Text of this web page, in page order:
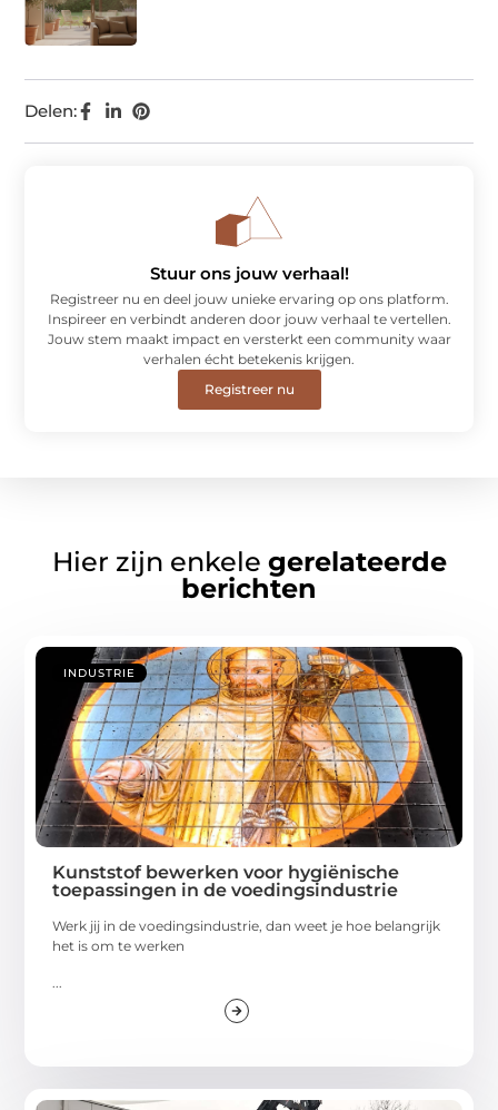
Delen:
Stuur ons jouw verhaal!
Registreer nu en deel jouw unieke ervaring op ons platform.
Inspireer en verbindt anderen door jouw verhaal te vertellen.
Jouw stem maakt impact en versterkt een community waar
verhalen écht betekenis krijgen.
Registreer nu
Hier zijn enkele gerelateerde
berichten
INDUSTRIE
Kunststof bewerken voor hygiënische
toepassingen in de voedingsindustrie
Werk jij in de voedingsindustrie, dan weet je hoe belangrijk
het is om te werken